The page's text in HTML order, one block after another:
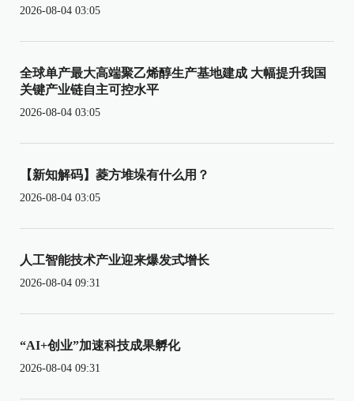
2026-08-04 03:05
全球单产最大高端聚乙烯醇生产基地建成 大幅提升我国
关键产业链自主可控水平
2026-08-04 03:05
【新知解码】菱方堆垛有什么用？
2026-08-04 03:05
人工智能技术产业迎来爆发式增长
2026-08-04 09:31
“AI+创业”加速科技成果孵化
2026-08-04 09:31